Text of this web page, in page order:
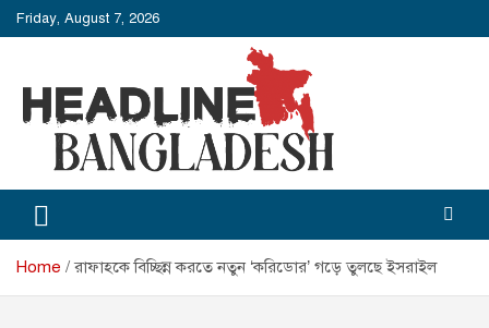
Skip
to
Friday, August 7, 2026
Headline Bangladesh
Home রাফাহকে বিচ্ছিন্ন করতে নতুন ‘করিডোর’ গড়ে তুলছে ইসরাইল